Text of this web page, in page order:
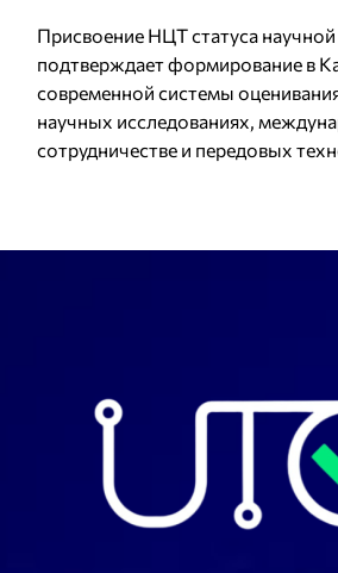
Присвоение НЦТ статуса
подтверждает формирование в
современной системы
научных исследованиях,
сотрудничестве и передовых